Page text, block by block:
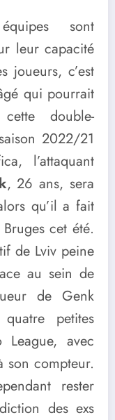
sont
leur capacité
joueurs, c’est
qui pourrait
double-
2022/21
l’attaquant
, 26 ans, sera
qu’il a fait
cet été.
de Lviv peine
au sein de
de Genk
petites
League, avec
son compteur.
rester
des exs